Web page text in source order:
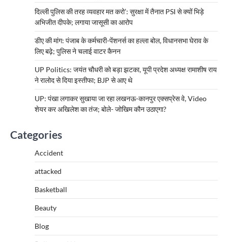
दिल्ली पुलिस की तरह व्यवहार मत करो’: सुरक्षा में तैनात PSI से क्यों भिड़े
अभिजीत दीपके; लगाया जासूसी का आरोप
डीए की मांग: पंजाब के कर्मचारी-पेंशनर्स का हल्ला बोल, विधानसभा घेराव के
लिए बढ़े; पुलिस ने चलाई वाटर कैनन
UP Politics: जयंत चौधरी को बड़ा झटका, यूपी प्रदेश अध्यक्ष रामाशीष राय
ने रालोद से दिया इस्तीफा; BJP से आए थे
UP: पंखा लगाकर सुखाया जा रहा लखनऊ-कानपुर एक्सप्रेस वे, Video
शेयर कर अखिलेश का तंज; बोले- जोखिम कौन उठाएगा?
Categories
Accident
attacked
Basketball
Beauty
Blog